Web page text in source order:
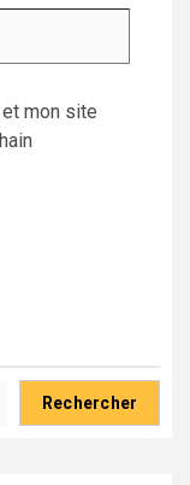
mon site
Rechercher